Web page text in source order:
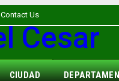
Contact Us
CIUDAD